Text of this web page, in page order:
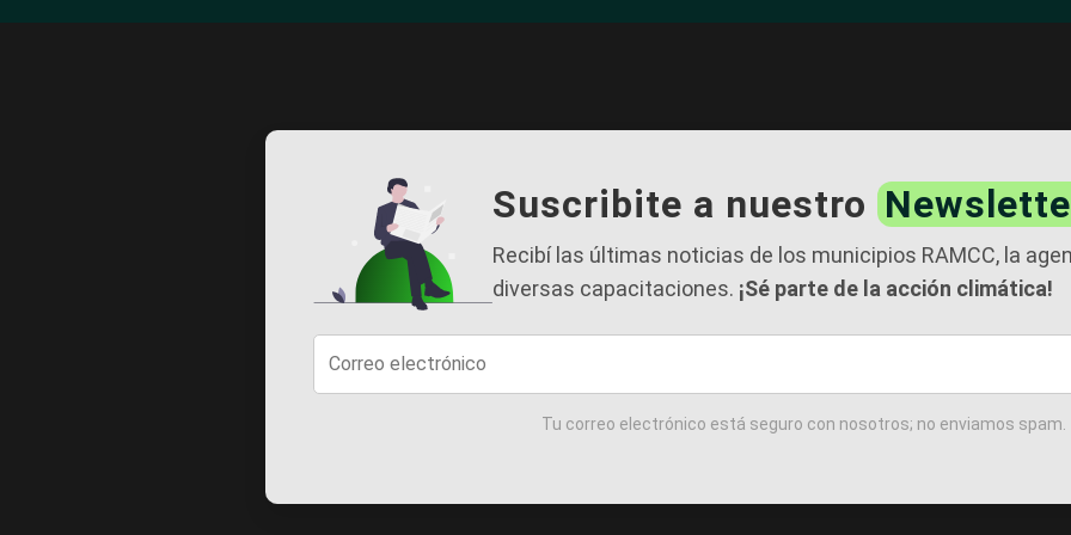
Suscribite a nuestro
Recibí las últimas noticias de los municipios RAMCC, la
diversas capacitaciones. ¡Sé parte de la acción climática!
Tu correo electrónico está seguro con nosotros; no enviamos spam.